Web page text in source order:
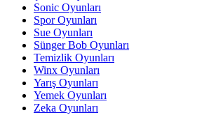
Sonic Oyunları
Spor Oyunları
Sue Oyunları
Sünger Bob Oyunları
Temizlik Oyunları
Winx Oyunları
Yarış Oyunları
Yemek Oyunları
Zeka Oyunları